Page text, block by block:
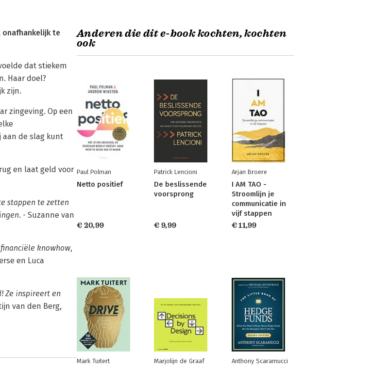
onafhankelijk te
dat stiekem
Haar doel?
zijn.
zingeving. Op een
aan de slag kunt
en laat geld voor
stappen te zetten
- Suzanne van
knowhow,
en Luca
Ze inspireert en
van den Berg,
Anderen die dit e-book kochten, kochten
ook
Paul Polman
Netto positief
€ 20,99
Patrick Lencioni
De beslissende
voorsprong
€ 9,99
Arjan Broere
I AM TAO -
Stroomlijn je
communicatie in
vijf stappen
€ 11,99
Mark Tuitert Marjolijn de Graaf Anthony Scaramucci